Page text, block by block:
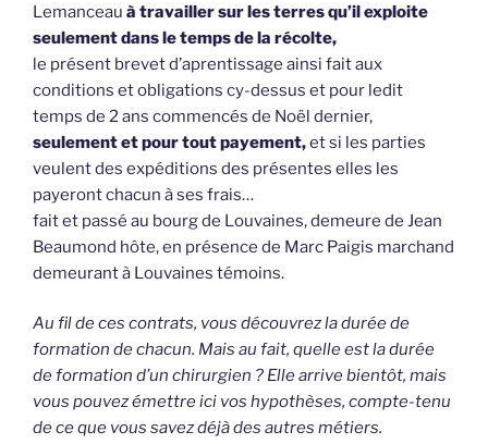
Lemanceau à travailler sur les terres qu’il exploite
seulement dans le temps de la récolte,
le présent brevet d’aprentissage ainsi fait aux
conditions et obligations cy-dessus et pour ledit
temps de 2 ans commencés de Noël dernier,
seulement et pour tout payement,et si les parties
veulent des expéditions des présentes elles les
payeront chacun à ses frais…
fait et passé au bourg de Louvaines, demeure de Jean
Beaumond hôte, en présence de Marc Paigis marchand
demeurant à Louvaines témoins.
Au fil de ces contrats, vous découvrez la durée de
formation de chacun. Mais au fait, quelle est la durée
de formation d’un chirurgien ? Elle arrive bientôt, mais
vous pouvez émettre ici vos hypothèses, compte-tenu
de ce que vous savez déjà des autres métiers.